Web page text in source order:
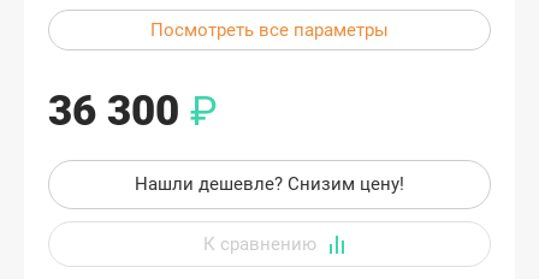
Посмотреть все параметры
36 300 ₽
Нашли дешевле? Снизим цену!